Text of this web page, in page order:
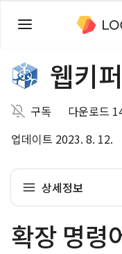
웹키
구독
다운로드
업데이트 2023. 8. 12.
상세정보
확장 명령